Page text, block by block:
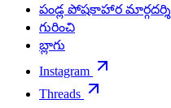
పండ్ల పోషకాహార మార్గదర్శి
గురించి
బ్లాగు
Instagram
Threads